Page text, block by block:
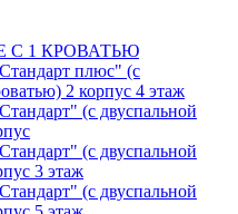
1 КРОВАТЬЮ
плюс" (с
2 корпус 4 этаж
(с двуспальной
(с двуспальной
3 этаж
(с двуспальной